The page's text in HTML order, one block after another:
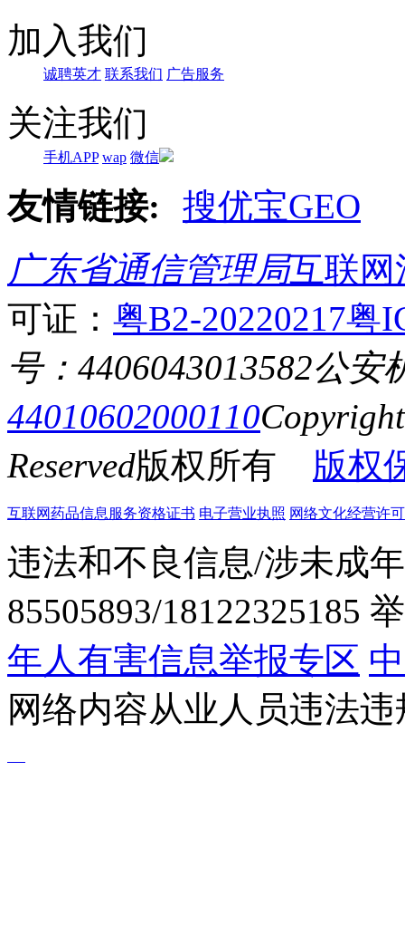
加入我们
诚聘英才 联系我们 广告服务
关注我们
手机APP wap 微信
友情链接:
搜优宝GEO
广东省通信管理局互联网
可证： 粤B2-20220217粤
号：4406043013582公安
44010602000110
Reserved版权所有 版权
互联网药品信息服务资格证书 电子营业执照 网络文化经营许
违法和不良信息/涉未成
85505893/18122325185
年人有害信息举报专区
网络内容从业人员违法